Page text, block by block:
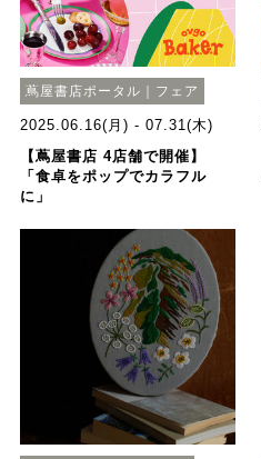
蔦屋書店ポータル｜フェア
2025.06.16(月) - 07.31(木)
【蔦屋書店 4店舗で開催】
「食卓をポップでカラフル
に」